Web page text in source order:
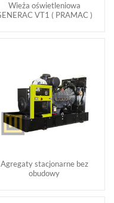
Wieża oświetleniowa
VT1 ( PRAMAC )
Agregaty stacjonarne bez
obudowy